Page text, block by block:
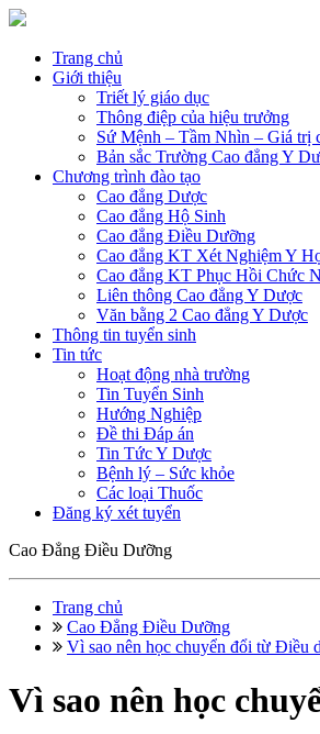
Trang chủ
Giới thiệu
Triết lý giáo dục
Thông điệp của hiệu trưởng
Sứ Mệnh – Tầm Nhìn – Giá trị
Bản sắc Trường Cao đẳng Y
Chương trình đào tạo
Cao đẳng Dược
Cao đẳng Hộ Sinh
Cao đẳng Điều Dưỡng
Cao đẳng KT Xét Nghiệm Y
Cao đẳng KT Phục Hồi Chức
Liên thông Cao đẳng Y Dược
Văn bằng 2 Cao đẳng Y Dược
Thông tin tuyển sinh
Tin tức
Hoạt động nhà trường
Tin Tuyển Sinh
Hướng Nghiệp
Đề thi Đáp án
Tin Tức Y Dược
Bệnh lý – Sức khỏe
Các loại Thuốc
Đăng ký xét tuyển
Cao Đẳng Điều Dưỡng
Trang chủ
Cao Đẳng Điều Dưỡng
Vì sao nên học chuyển đổi từ Điều
Vì sao nên học